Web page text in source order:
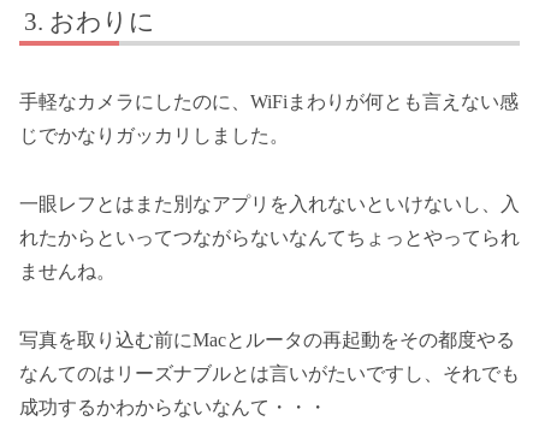
おわりに
手軽なカメラにしたのに、WiFiまわりが何とも言えない感
じでかなりガッカリしました。
一眼レフとはまた別なアプリを入れないといけないし、入
れたからといってつながらないなんてちょっとやってられ
ませんね。
写真を取り込む前にMacとルータの再起動をその都度やる
なんてのはリーズナブルとは言いがたいですし、それでも
成功するかわからないなんて・・・